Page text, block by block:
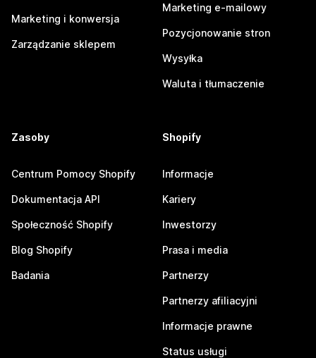
Marketing i konwersja
Zarządzanie sklepem
Marketing e-mailowy
Pozycjonowanie stron
Wysyłka
Waluta i tłumaczenie
Zasoby
Centrum Pomocy Shopify
Dokumentacja API
Społeczność Shopify
Blog Shopify
Badania
Shopify
Informacje
Kariery
Inwestorzy
Prasa i media
Partnerzy
Partnerzy afiliacyjni
Informacje prawne
Status usługi